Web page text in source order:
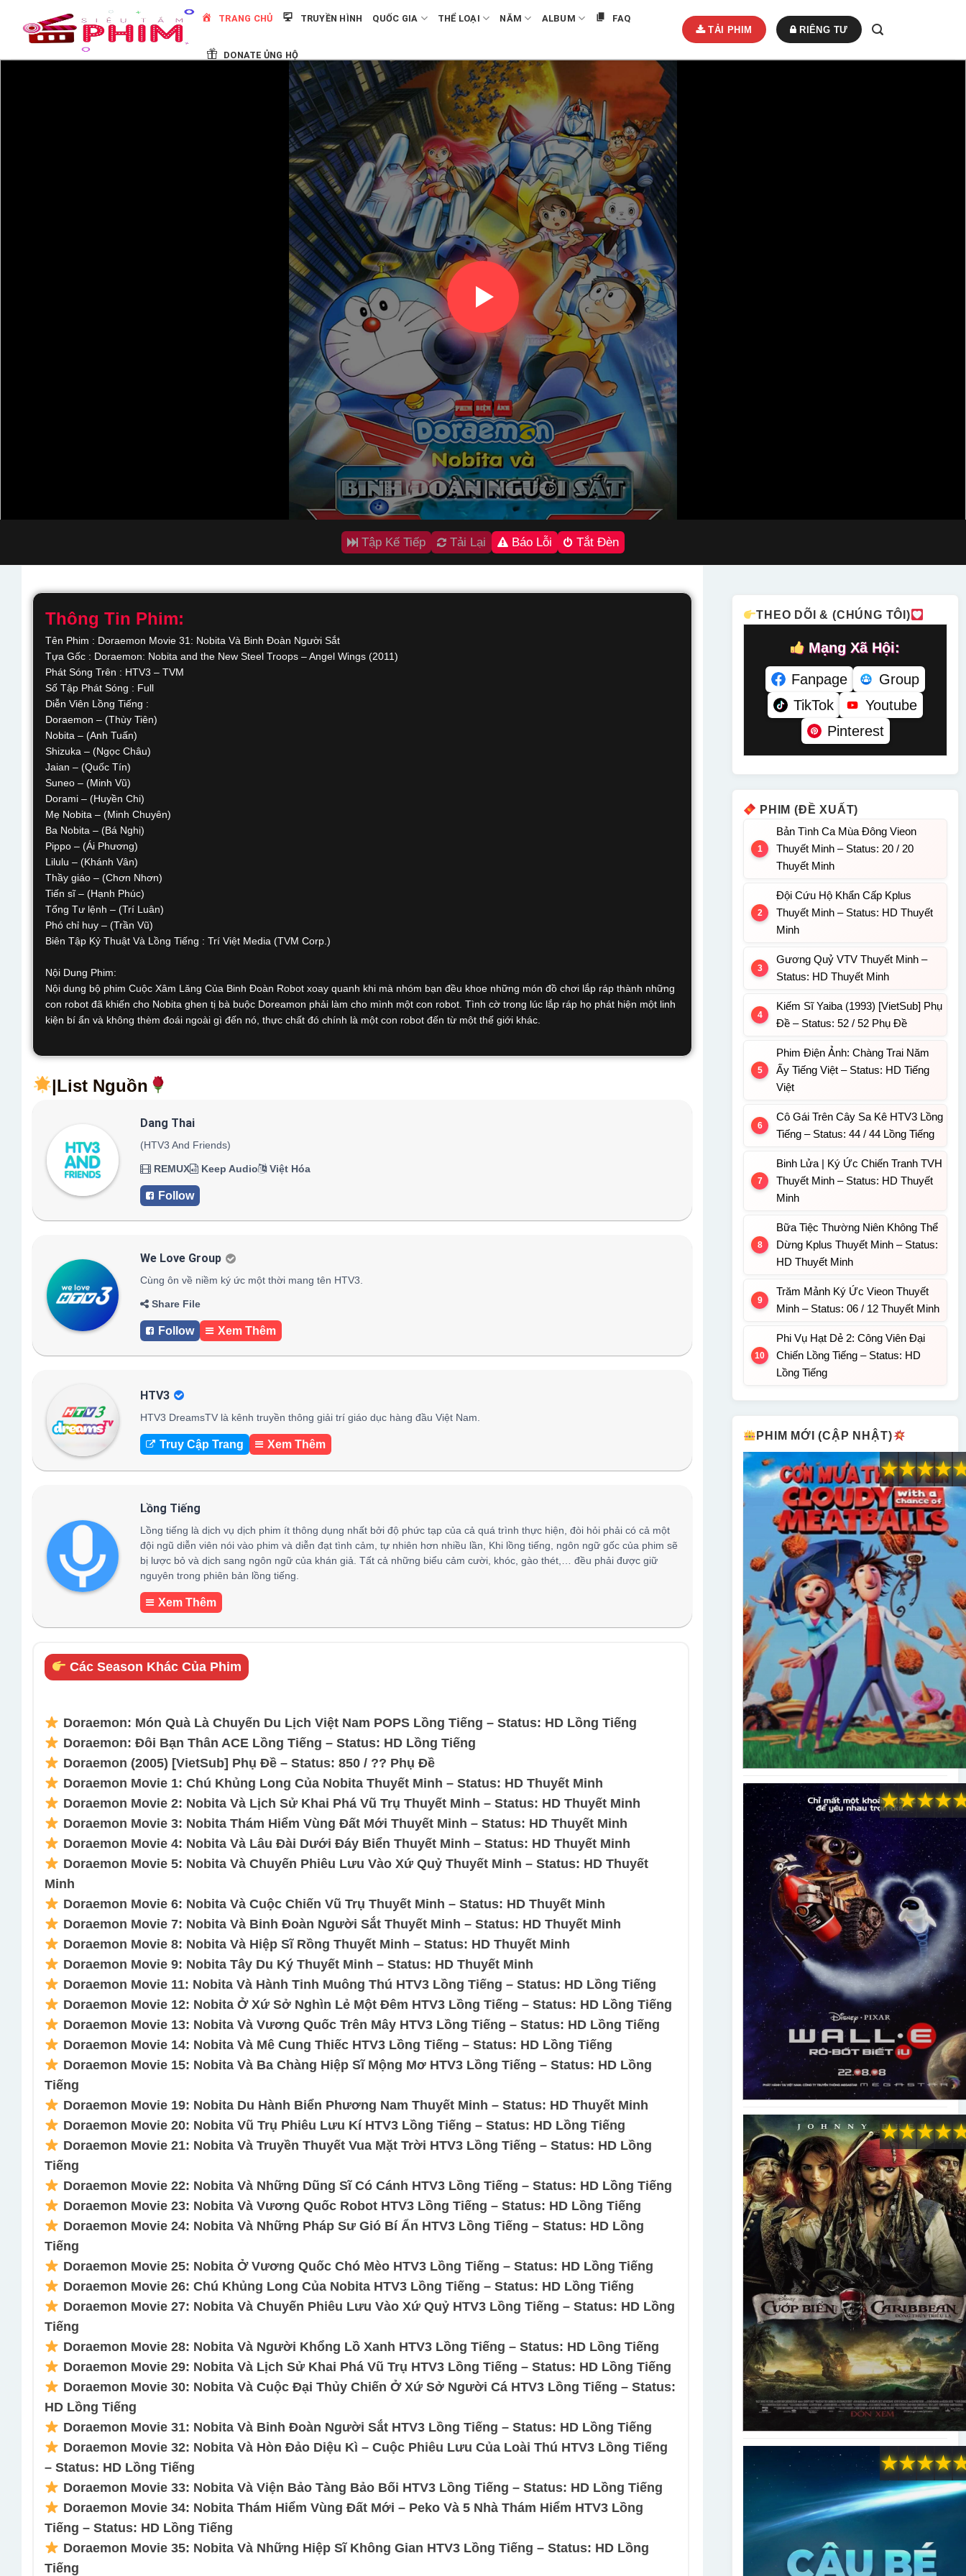
TRANG CHỦ TRUYỀN HÌNH QUỐC GIA THỂ LOẠI NĂM ALBUM FAQ
DONATE ỦNG HỘ
Tập Kế Tiếp Tải Lại Báo Lỗi Tắt Đèn
Thông Tin Phim:
Tên Phim : Doraemon Movie 31: Nobita Và Binh Đoàn Người Sắt
Tựa Gốc : Doraemon: Nobita and the New Steel Troops – Angel Wings (2011)
Phát Sóng Trên : HTV3 – TVM
Số Tập Phát Sóng : Full
Diễn Viên Lồng Tiếng :
Doraemon – (Thùy Tiên)
Nobita – (Anh Tuấn)
Shizuka – (Ngọc Châu)
Jaian – (Quốc Tín)
Suneo – (Minh Vũ)
Dorami – (Huyền Chi)
Mẹ Nobita – (Minh Chuyên)
Ba Nobita – (Bá Nghị)
Pippo – (Ái Phương)
Lilulu – (Khánh Vân)
Thầy giáo – (Chơn Nhơn)
Tiến sĩ – (Hạnh Phúc)
Tổng Tư lệnh – (Trí Luân)
Phó chỉ huy – (Trần Vũ)
Biên Tập Kỷ Thuật Và Lồng Tiếng : Trí Việt Media (TVM Corp.)
Nội Dung Phim:
Nội dung bộ phim Cuộc Xâm Lăng Của Binh Đoàn Robot xoay quanh khi mà nhóm bạn đều khoe những món đồ chơi lắp ráp thành những
con robot đã khiến cho Nobita ghen tị bà buộc Doreamon phải làm cho mình một con robot. Tình cờ trong lúc lắp ráp họ phát hiện một linh
kiện bí ẩn và không thèm đoái ngoài gì đến nó, thực chất đó chính là một con robot đến từ một thế giới khác.
|List Nguồn
Dang Thai
(HTV3 And Friends)
REMUX Keep Audio Việt Hóa
Follow
We Love Group
Cùng ôn về niềm ký ức một thời mang tên HTV3.
Share File
Follow Xem Thêm
HTV3
HTV3 DreamsTV là kênh truyền thông giải trí giáo dục hàng đầu Việt Nam.
Truy Cập Trang Xem Thêm
Lồng Tiếng
Lồng tiếng là dịch vụ dịch phim ít thông dụng nhất bởi độ phức tạp của cả quá trình thực hiện, đòi hỏi phải có cả một
đội ngũ diễn viên nói vào phim và diễn đạt tình cảm, tự nhiên hơn nhiều lần, Khi lồng tiếng, ngôn ngữ gốc của phim sẽ
bị lược bỏ và dịch sang ngôn ngữ của khán giả. Tất cả những biểu cảm cười, khóc, gào thét,… đều phải được giữ
nguyên trong phiên bản lồng tiếng.
Xem Thêm
Các Season Khác Của Phim
Doraemon: Món Quà Là Chuyến Du Lịch Việt Nam POPS Lồng Tiếng – Status: HD Lồng Tiếng
Doraemon: Đôi Bạn Thân ACE Lồng Tiếng – Status: HD Lồng Tiếng
Doraemon (2005) [VietSub] Phụ Đề – Status: 850 / ?? Phụ Đề
Doraemon Movie 1: Chú Khủng Long Của Nobita Thuyết Minh – Status: HD Thuyết Minh
Doraemon Movie 2: Nobita Và Lịch Sử Khai Phá Vũ Trụ Thuyết Minh – Status: HD Thuyết Minh
Doraemon Movie 3: Nobita Thám Hiểm Vùng Đất Mới Thuyết Minh – Status: HD Thuyết Minh
Doraemon Movie 4: Nobita Và Lâu Đài Dưới Đáy Biển Thuyết Minh – Status: HD Thuyết Minh
Doraemon Movie 5: Nobita Và Chuyến Phiêu Lưu Vào Xứ Quỷ Thuyết Minh – Status: HD Thuyết
Minh
Doraemon Movie 6: Nobita Và Cuộc Chiến Vũ Trụ Thuyết Minh – Status: HD Thuyết Minh
Doraemon Movie 7: Nobita Và Binh Đoàn Người Sắt Thuyết Minh – Status: HD Thuyết Minh
Doraemon Movie 8: Nobita Và Hiệp Sĩ Rồng Thuyết Minh – Status: HD Thuyết Minh
Doraemon Movie 9: Nobita Tây Du Ký Thuyết Minh – Status: HD Thuyết Minh
Doraemon Movie 11: Nobita Và Hành Tinh Muông Thú HTV3 Lồng Tiếng – Status: HD Lồng Tiếng
Doraemon Movie 12: Nobita Ở Xứ Sở Nghìn Lẻ Một Đêm HTV3 Lồng Tiếng – Status: HD Lồng Tiếng
Doraemon Movie 13: Nobita Và Vương Quốc Trên Mây HTV3 Lồng Tiếng – Status: HD Lồng Tiếng
Doraemon Movie 14: Nobita Và Mê Cung Thiếc HTV3 Lồng Tiếng – Status: HD Lồng Tiếng
Doraemon Movie 15: Nobita Và Ba Chàng Hiệp Sĩ Mộng Mơ HTV3 Lồng Tiếng – Status: HD Lồng
Tiếng
Doraemon Movie 19: Nobita Du Hành Biển Phương Nam Thuyết Minh – Status: HD Thuyết Minh
Doraemon Movie 20: Nobita Vũ Trụ Phiêu Lưu Kí HTV3 Lồng Tiếng – Status: HD Lồng Tiếng
Doraemon Movie 21: Nobita Và Truyền Thuyết Vua Mặt Trời HTV3 Lồng Tiếng – Status: HD Lồng
Tiếng
Doraemon Movie 22: Nobita Và Những Dũng Sĩ Có Cánh HTV3 Lồng Tiếng – Status: HD Lồng Tiếng
Doraemon Movie 23: Nobita Và Vương Quốc Robot HTV3 Lồng Tiếng – Status: HD Lồng Tiếng
Doraemon Movie 24: Nobita Và Những Pháp Sư Gió Bí Ẩn HTV3 Lồng Tiếng – Status: HD Lồng
Tiếng
Doraemon Movie 25: Nobita Ở Vương Quốc Chó Mèo HTV3 Lồng Tiếng – Status: HD Lồng Tiếng
Doraemon Movie 26: Chú Khủng Long Của Nobita HTV3 Lồng Tiếng – Status: HD Lồng Tiếng
Doraemon Movie 27: Nobita Và Chuyến Phiêu Lưu Vào Xứ Quỷ HTV3 Lồng Tiếng – Status: HD Lồng
Tiếng
Doraemon Movie 28: Nobita Và Người Khổng Lồ Xanh HTV3 Lồng Tiếng – Status: HD Lồng Tiếng
Doraemon Movie 29: Nobita Và Lịch Sử Khai Phá Vũ Trụ HTV3 Lồng Tiếng – Status: HD Lồng Tiếng
Doraemon Movie 30: Nobita Và Cuộc Đại Thủy Chiến Ở Xứ Sở Người Cá HTV3 Lồng Tiếng – Status:
HD Lồng Tiếng
Doraemon Movie 31: Nobita Và Binh Đoàn Người Sắt HTV3 Lồng Tiếng – Status: HD Lồng Tiếng
Doraemon Movie 32: Nobita Và Hòn Đảo Diệu Kì – Cuộc Phiêu Lưu Của Loài Thú HTV3 Lồng Tiếng
– Status: HD Lồng Tiếng
Doraemon Movie 33: Nobita Và Viện Bảo Tàng Bảo Bối HTV3 Lồng Tiếng – Status: HD Lồng Tiếng
Doraemon Movie 34: Nobita Thám Hiểm Vùng Đất Mới – Peko Và 5 Nhà Thám Hiểm HTV3 Lồng
Tiếng – Status: HD Lồng Tiếng
Doraemon Movie 35: Nobita Và Những Hiệp Sĩ Không Gian HTV3 Lồng Tiếng – Status: HD Lồng
Tiếng
THEO DÕI & (CHÚNG TÔI)
Mạng Xã Hội:
Fanpage
Group
TikTok
Youtube
Pinterest
PHIM (ĐỀ XUẤT)
Bản Tình Ca Mùa Đông Vieon
Thuyết Minh – Status: 20 / 20
Thuyết Minh
Đội Cứu Hộ Khẩn Cấp Kplus
Thuyết Minh – Status: HD Thuyết
Minh
Gương Quỷ VTV Thuyết Minh –
Status: HD Thuyết Minh
Kiếm Sĩ Yaiba (1993) [VietSub] Phụ
Đề – Status: 52 / 52 Phụ Đề
Phim Điện Ảnh: Chàng Trai Năm
Ấy Tiếng Việt – Status: HD Tiếng
Việt
Cô Gái Trên Cây Sa Kê HTV3 Lồng
Tiếng – Status: 44 / 44 Lồng Tiếng
Binh Lửa | Ký Ức Chiến Tranh TVH
Thuyết Minh – Status: HD Thuyết
Minh
Bữa Tiệc Thường Niên Không Thể
Dừng Kplus Thuyết Minh – Status:
HD Thuyết Minh
Trăm Mảnh Ký Ức Vieon Thuyết
Minh – Status: 06 / 12 Thuyết Minh
Phi Vụ Hạt Dẻ 2: Công Viên Đại
Chiến Lồng Tiếng – Status: HD
Lồng Tiếng
PHIM MỚI (CẬP NHẬT)
★
★
★
★
★
★
★
★
★
★
★
★
★
★
★
★